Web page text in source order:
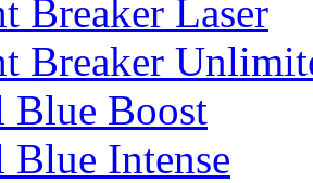
Breaker Laser
Breaker
Blue Boost
Blue Intense